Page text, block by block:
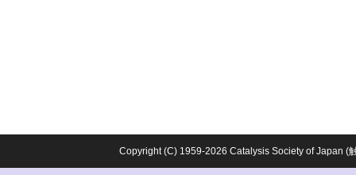
Copyright (C) 1959-2026 Catalysis Society of Japan (